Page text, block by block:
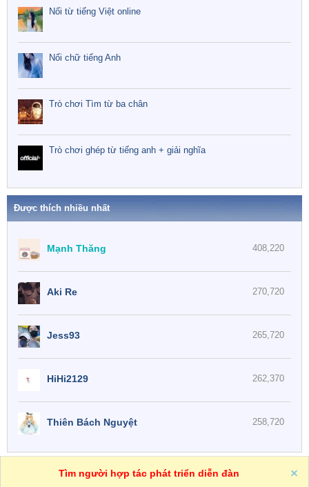
Nối từ tiếng Việt online
Nối chữ tiếng Anh
Trò chơi Tìm từ ba chân
Trò chơi ghép từ tiếng anh + giải nghĩa
Được thích nhiều nhất
408,220
Mạnh Thăng
270,720
Aki Re
265,720
Jess93
262,370
HiHi2129
258,720
Thiên Bách Nguyệt
VN
R
Tìm người hợp tác phát triển diễn đàn